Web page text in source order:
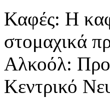
Καφές: Η
στομαχικά
Αλκοόλ:
Κεντρικό